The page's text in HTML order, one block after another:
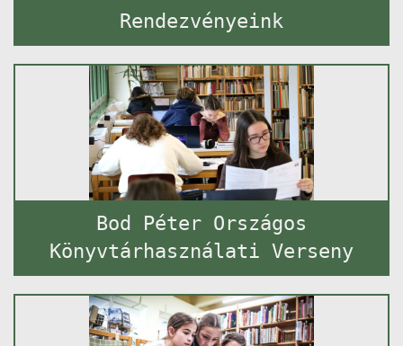
Rendezvényeink
Bod Péter Országos
Könyvtárhasználati Verseny